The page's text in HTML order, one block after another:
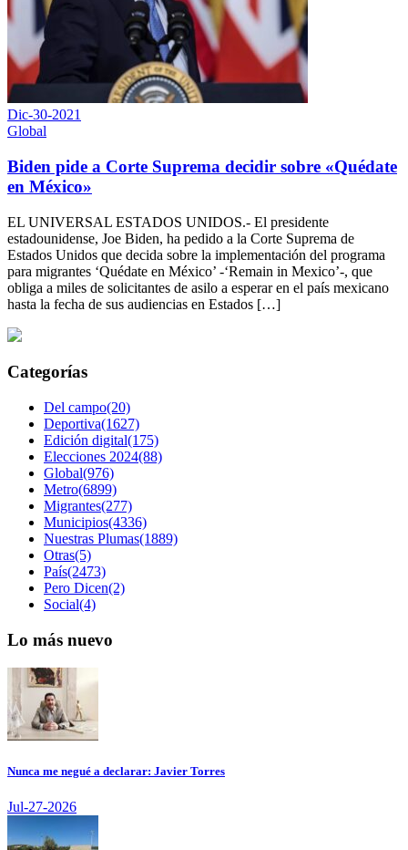
Dic-30-2021
Global
Biden pide a Corte Suprema decidir sobre «Quédate
en México»
EL UNIVERSAL ESTADOS UNIDOS.- El presidente
estadounidense, Joe Biden, ha pedido a la Corte Suprema de
Estados Unidos que decida sobre la implementación del programa
para migrantes ‘Quédate en México’ -‘Remain in Mexico’-, que
obliga a miles de solicitantes de asilo a esperar en el país mexicano
hasta la fecha de sus audiencias en Estados […]
Categorías
Del campo(20)
Deportiva(1627)
Edición digital(175)
Elecciones 2024(88)
Global(976)
Metro(6899)
Migrantes(277)
Municipios(4336)
Nuestras Plumas(1889)
Otras(5)
País(2473)
Pero Dicen(2)
Social(4)
Lo más nuevo
Nunca me negué a declarar: Javier Torres
Jul-27-2026